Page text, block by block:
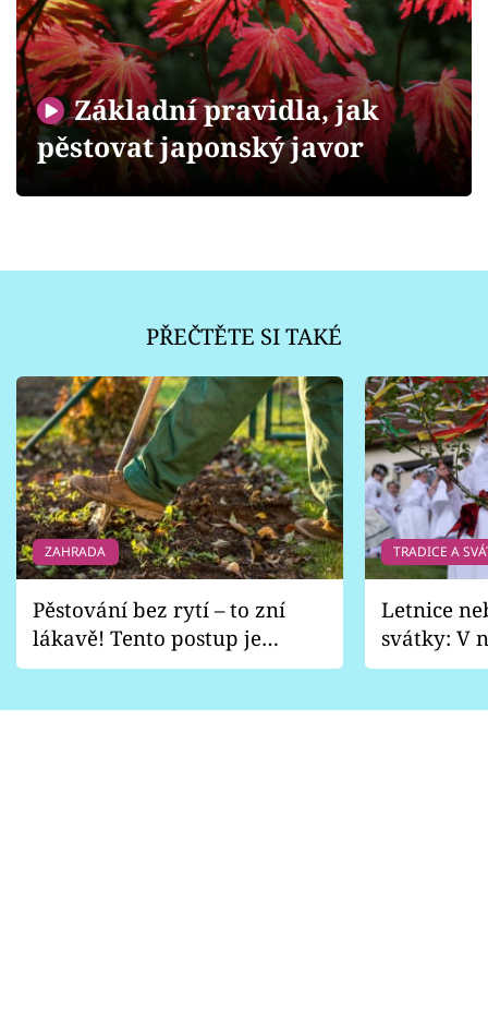
Přihlášení
Sledujte nás
Základní pravidla, jak
pěstovat japonský javor
PŘEČTĚTE SI TAKÉ
ZAHRADA
Pěstování bez rytí – to zní
lákavě! Tento postup je
vhodný jen pro některé
TRADICE A
Letnice
svátky: V
pondělí